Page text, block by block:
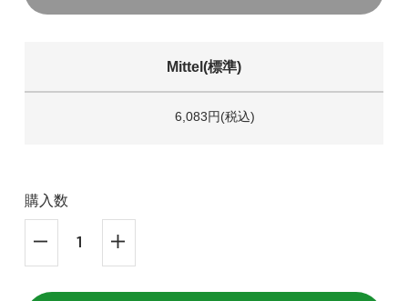
Mittel(標準)
6,083円(税込)
購入数